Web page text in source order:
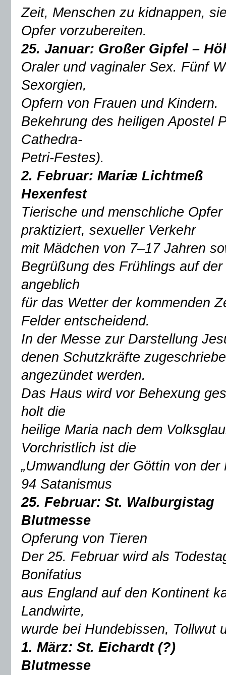
Zeit, Menschen zu kidnappen,
Opfer vorzubereiten.
25. Januar: Großer Gipfel –
Oraler und vaginaler Sex. Fünf
Sexorgien,
Opfern von Frauen und Kindern.
Bekehrung des heiligen Apostel
Cathedra-
Petri-Festes).
2. Februar: Mariæ Lichtmeß
Hexenfest
Tierische und menschliche
praktiziert, sexueller Verkehr
mit Mädchen von 7–17 Jahren
Begrüßung des Frühlings auf
angeblich
für das Wetter der kommenden
Felder entscheidend.
In der Messe zur Darstellung
denen Schutzkräfte
angezündet werden.
Das Haus wird vor Behexung
holt die
heilige Maria nach dem
Vorchristlich ist die
„Umwandlung der Göttin von der
94 Satanismus
25. Februar: St. Walburgistag
Blutmesse
Opferung von Tieren
Der 25. Februar wird als
Bonifatius
aus England auf den Kontinent
Landwirte,
wurde bei Hundebissen, Tollwut
1. März: St. Eichardt (?)
Blutmesse